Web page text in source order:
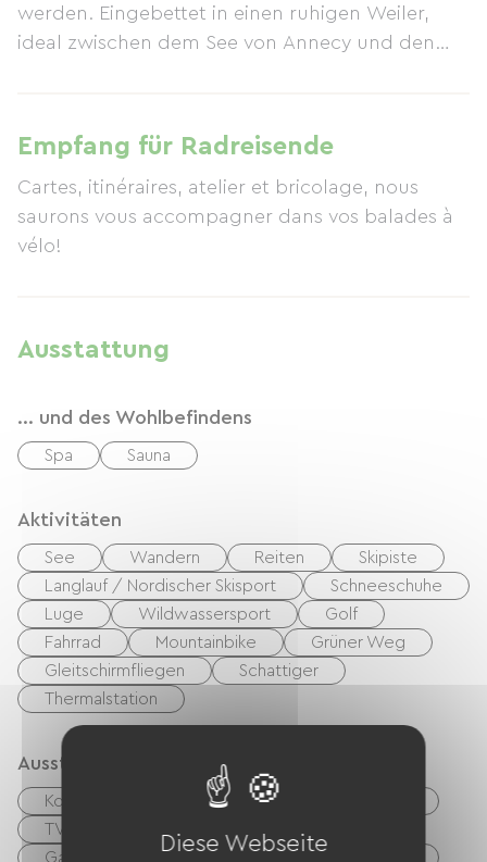
werden. Eingebettet in einen ruhigen Weiler,
ideal zwischen dem See von Annecy und den
Panoramablick und ist gleichzeitig perfekt für
Sport und Familienaktivitäten. Das Anwesen
verfügt über einen großen, wunderschönen
beheizten Innenpool mit angrenzender,
geräumiger Südterrasse – ideal zum Entspannen
perfekt für Sportbegeisterte: Zwischen See und
Bergen haben Sie die Qual der Wahl!
Empfang für Radreisende
Cartes, itinéraires, atelier et bricolage, nous
saurons vous accompagner dans vos balades à
vélo!
Ausstattung
... und des Wohlbefindens
Spa Sauna
Aktivitäten
See Wandern Reiten
Skipiste
Langlauf / Nordischer Skisport
Schneeschuhe
Luge
Wildwassersport
Golf
Fahrrad
Mountainbike
Grüner Weg
Gleitschirmfliegen
Schattiger
Thermalstation
Ausstattung
Kostenloses WLAN
Computer vorhanden
TV
Gartenmöbel
Diese Webseite